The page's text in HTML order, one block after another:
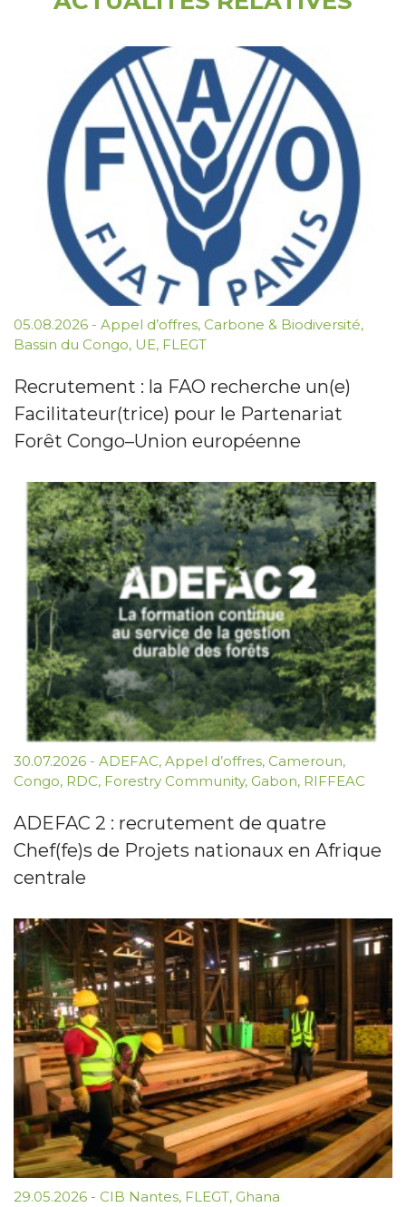
05.08.2026 - Appel d’offres, Carbone & Biodiversité,
Bassin du Congo, UE, FLEGT
Recrutement : la FAO recherche un(e)
Facilitateur(trice) pour le Partenariat
Forêt Congo–Union européenne
30.07.2026 - ADEFAC, Appel d’offres, Cameroun,
Congo, RDC, Forestry Community, Gabon, RIFFEAC
ADEFAC 2 : recrutement de quatre
Chef(fe)s de Projets nationaux en Afrique
centrale
29.05.2026 - CIB Nantes, FLEGT, Ghana